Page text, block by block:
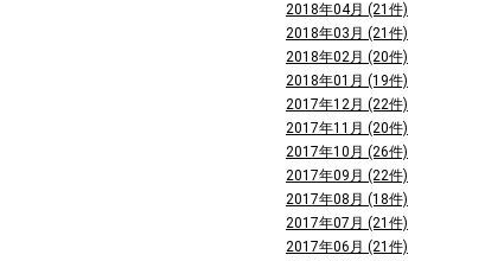
2018年04月 (21件)
2018年03月 (21件)
2018年02月 (20件)
2018年01月 (19件)
2017年12月 (22件)
2017年11月 (20件)
2017年10月 (26件)
2017年09月 (22件)
2017年08月 (18件)
2017年07月 (21件)
2017年06月 (21件)